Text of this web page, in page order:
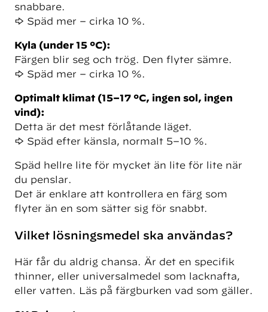
snabbare.
➡ Späd mer – cirka 10 %.
Kyla (under 15 °C):
Färgen blir seg och trög. Den flyter sämre.
➡ Späd mer – cirka 10 %.
Optimalt klimat (15–17 °C, ingen sol, ingen
vind):
Detta är det mest förlåtande läget.
➡ Späd efter känsla, normalt 5–10 %.
Späd hellre lite för mycket än lite för lite när
du penslar.
Det är enklare att kontrollera en färg som
flyter än en som sätter sig för snabbt.
Vilket lösningsmedel ska användas?
Här får du aldrig chansa. Är det en specifik
thinner, eller universalmedel som lacknafta,
eller vatten. Läs på färgburken vad som gäller.